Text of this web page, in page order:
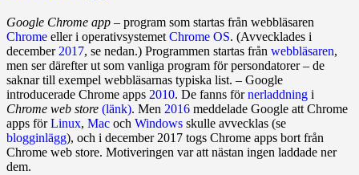
Google Chrome app – program som startas från webbläsaren
Chrome eller i operativsystemetChrome OS. (Avvecklades i
december2017, se nedan.) Programmen startas från webbläsaren,
men ser därefter ut som vanliga program för persondatorer – de
saknar till exempel webbläsarnas typiska list. – Google
introducerade Chrome apps 2010. De fanns förner­ladd­ning i
Chrome web store (länk). Men 2016 meddelade Google att Chrome
apps förLinux, Mac och Windows skulle avvecklas (se
blogginlägg), och i december 2017 togs Chrome apps bort från
Chrome web store. Motiveringen var att nästan ingen laddade ner
dem.